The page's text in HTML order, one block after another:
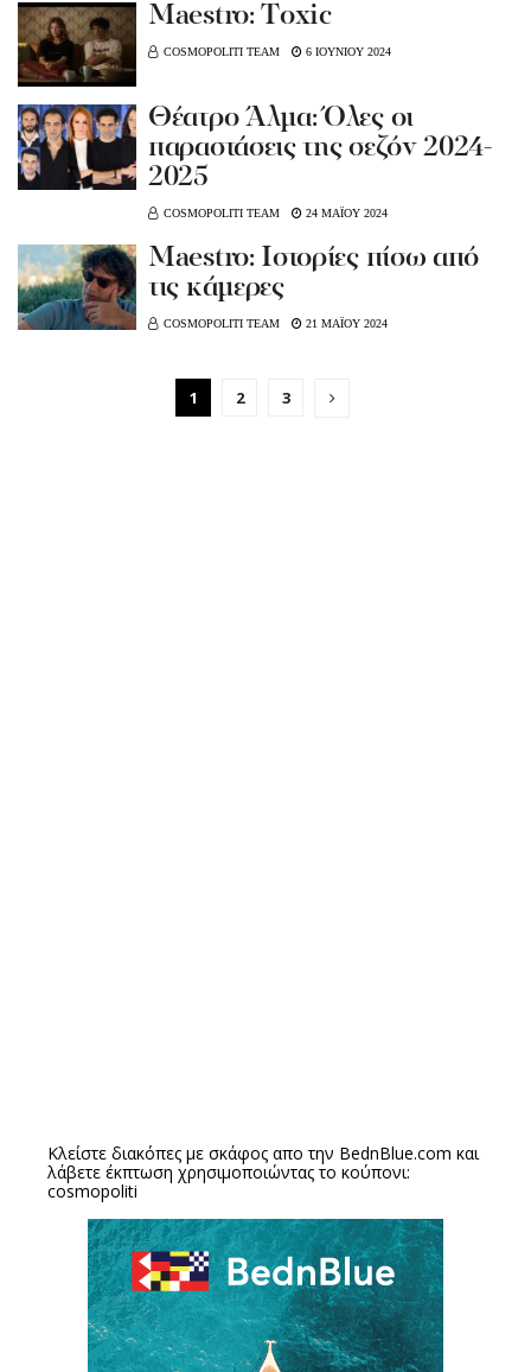
Μaestro: Tοxic
COSMOPOLITI TEAM 6 ΙΟΥΝΙΟΥ 2024
Θέατρο Άλμα: Όλες οι
παραστάσεις της σεζόν 2024-
2025
COSMOPOLITI TEAM 24 ΜΑΪΟΥ 2024
Maestro: Ιστορίες πίσω από
τις κάμερες
COSMOPOLITI TEAM 21 ΜΑΪΟΥ 2024
1 2 3
Κλείστε διακόπες με σκάφος απο την BednBlue.com και
λάβετε έκπτωση χρησιμοποιώντας το κούπονι:
cosmopoliti